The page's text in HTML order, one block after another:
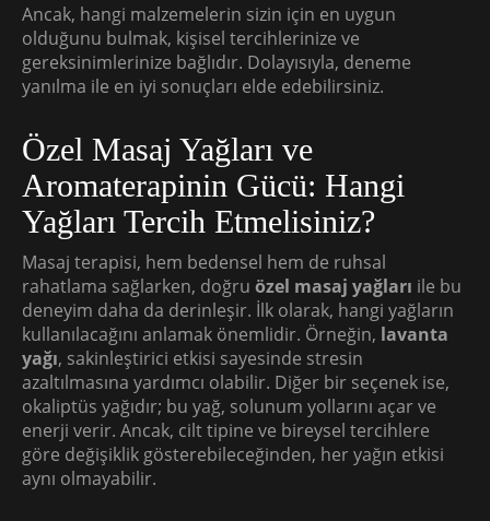
Ancak, hangi malzemelerin sizin için en uygun
olduğunu bulmak, kişisel tercihlerinize ve
gereksinimlerinize bağlıdır. Dolayısıyla, deneme
yanılma ile en iyi sonuçları elde edebilirsiniz.
Özel Masaj Yağları ve
Aromaterapinin Gücü: Hangi
Yağları Tercih Etmelisiniz?
Masaj terapisi, hem bedensel hem de ruhsal
rahatlama sağlarken, doğru özel masaj yağları ile bu
deneyim daha da derinleşir. İlk olarak, hangi yağların
kullanılacağını anlamak önemlidir. Örneğin, lavanta
yağı, sakinleştirici etkisi sayesinde stresin
azaltılmasına yardımcı olabilir. Diğer bir seçenek ise,
okaliptüs yağıdır; bu yağ, solunum yollarını açar ve
enerji verir. Ancak, cilt tipine ve bireysel tercihlere
göre değişiklik gösterebileceğinden, her yağın etkisi
aynı olmayabilir.